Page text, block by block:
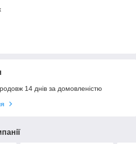
14 днів за домовленістю